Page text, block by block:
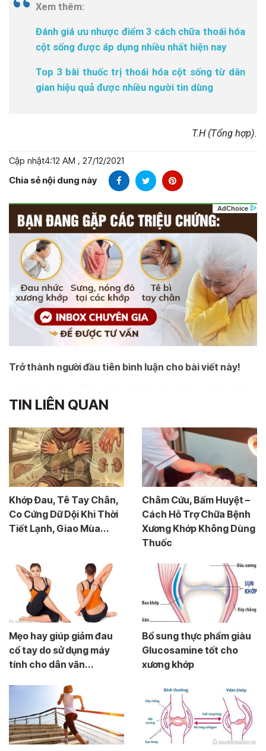
Xem thêm:
Đánh giá ưu nhược điểm 3 cách chữa thoái hóa
cột sống được áp dụng nhiều nhất hiện nay
Top 3 bài thuốc trị thoái hóa cột sống từ dân
gian hiệu quả được nhiều người tin dùng
T.H (Tổng hợp).
Cập nhật4:12 AM , 27/12/2021
Chia sẻ nội dung này
Trở thành người đầu tiên bình luận cho bài viết này!
TIN LIÊN QUAN
Khớp Đau, Tê Tay Chân,
Co Cứng Dữ Dội Khi Thời
Tiết Lạnh, Giao Mùa...
Châm Cứu, Bấm Huyệt –
Cách Hỗ Trợ Chữa Bệnh
Xương Khớp Không Dùng
Thuốc
Mẹo hay giúp giảm đau
cổ tay do sử dụng máy
tính cho dân văn...
Bổ sung thực phẩm giàu
Glucosamine tốt cho
xương khớp